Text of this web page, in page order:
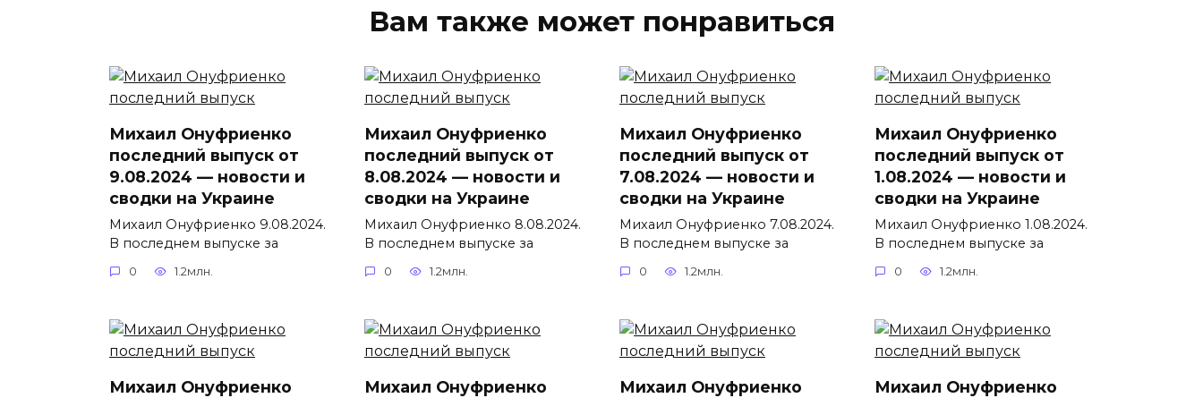
Вам также может понравиться
Михаил Онуфриенко
последний выпуск от
9.08.2024 — новости и
сводки на Украине
Михаил Онуфриенко 9.08.2024.
В последнем выпуске за
0 1.2млн.
Михаил Онуфриенко
последний выпуск от
8.08.2024 — новости и
сводки на Украине
Михаил Онуфриенко 8.08.2024.
В последнем выпуске за
0 1.2млн.
Михаил Онуфриенко
последний выпуск от
7.08.2024 — новости и
сводки на Украине
Михаил Онуфриенко 7.08.2024.
В последнем выпуске за
0 1.2млн.
Михаил Онуфриенко
последний выпуск от
1.08.2024 — новости и
сводки на Украине
Михаил Онуфриенко 1.08.2024.
В последнем выпуске за
0 1.2млн.
Михаил Онуфриенко Михаил Онуфриенко Михаил Онуфриенко Михаил Онуфриенко